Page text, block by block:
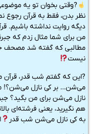
?وقتی بخوان تو یه
نظر بدن، فقط به قرآن رجوع
دیگه روایت نداشته باشیم.
من برای شما مثال زدم که
مطالبی که گفته شد
نیست
?این که گفتم شب قدر، قرآن
می‌شن… بر کی نازل می‌شن؟!
نازل می‌شن برای من بگید؟
هم نگیرید، یعنی فرشته‌ای
به کی نازل می‌شن شب قدر